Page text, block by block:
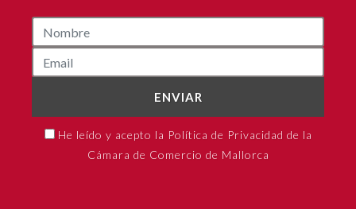
ENVIAR
He leído y acepto la Política de Privacidad de la
Cámara de Comercio de Mallorca